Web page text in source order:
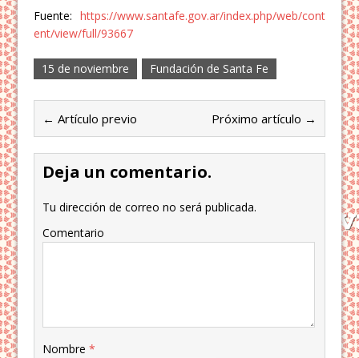
Fuente: https://www.santafe.gov.ar/index.php/web/cont
ent/view/full/93667
15 de noviembre Fundación de Santa Fe
← Artículo previo Próximo artículo →
Deja un comentario.
Tu dirección de correo no será publicada.
Comentario
Nombre*